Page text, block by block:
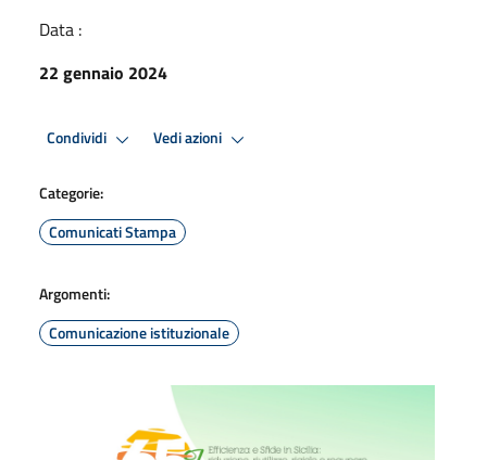
Data :
22 gennaio 2024
Condividi Vedi azioni
Categorie:
Comunicati Stampa
Argomenti:
Comunicazione istituzionale